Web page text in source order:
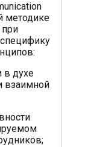
методике
в духе
взаимной